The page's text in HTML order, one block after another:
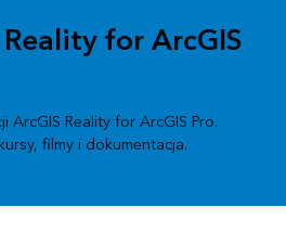
for ArcGIS
Reality for ArcGIS Pro.
filmy i dokumentacja.